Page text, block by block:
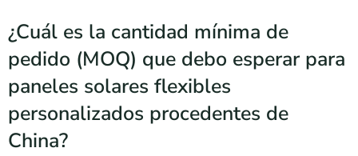
¿Cuál es la cantidad mínima de
pedido (MOQ) que debo esperar para
paneles solares flexibles
personalizados procedentes de
China?